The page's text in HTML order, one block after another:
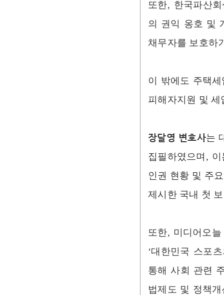
또한, 한국파산
의 권익 옹호 및
채무자를 보호하
이 밖에도 주택
피해자지원 및
장달영 변호사는
집필하였으며,
인권 현황 및 주
제시한 국내 첫
또한, 미디어오
‘대한민국 스포
통해 사회 관련
법제도 및 정책